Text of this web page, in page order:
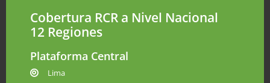
Cobertura RCR a Nivel Nacional
12 Regiones
Plataforma Central
Lima